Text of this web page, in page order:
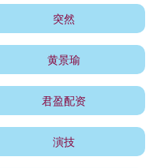
突然
黄景瑜
君盈配资
演技